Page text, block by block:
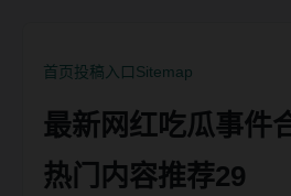
首页投稿入口Sitemap
最新网红吃瓜事件
热门内容推荐29